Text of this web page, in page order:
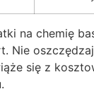
na chemię
Nie
się z